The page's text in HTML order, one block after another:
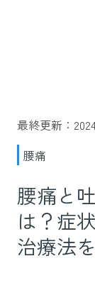
最終更新：
腰痛
腰痛と
は？症
治療法